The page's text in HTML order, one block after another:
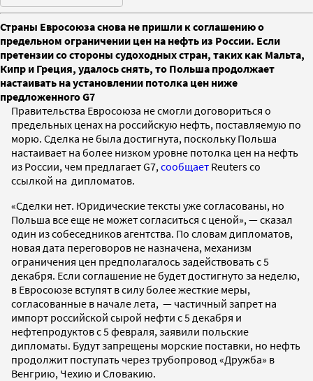
Страны Евросоюза снова не пришли к соглашению о
предельном ограничении цен на нефть из России. Если
претензии со стороны судоходных стран, таких как Мальта,
Кипр и Греция, удалось снять, то Польша продолжает
настаивать на установлении потолка цен ниже
предложенного G7
Правительства Евросоюза не смогли договориться о
предельных ценах на российскую нефть, поставляемую по
морю. Сделка не была достигнута, поскольку Польша
настаивает на более низком уровне потолка цен на нефть
из России, чем предлагает G7, сообщает Reuters со
ссылкой на дипломатов.
«Сделки нет. Юридические тексты уже согласованы, но
Польша все еще не может согласиться с ценой», — сказал
один из собеседников агентства. По словам дипломатов,
новая дата переговоров не назначена, механизм
ограничения цен предполагалось задействовать с 5
декабря. Если соглашение не будет достигнуто за неделю,
в Евросоюзе вступят в силу более жесткие меры,
согласованные в начале лета, — частичный запрет на
импорт российской сырой нефти с 5 декабря и
нефтепродуктов с 5 февраля, заявили польские
дипломаты. Будут запрещены морские поставки, но нефть
продолжит поступать через трубопровод «Дружба» в
Венгрию, Чехию и Словакию.